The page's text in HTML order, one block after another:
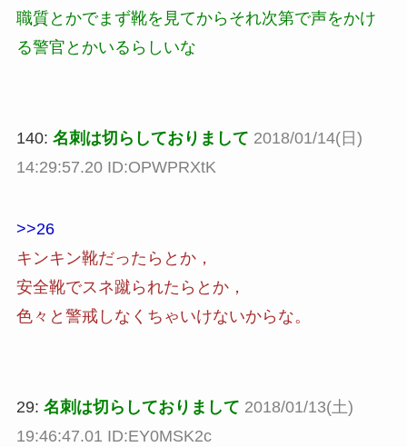
職質とかでまず靴を見てからそれ次第で声をかけ
る警官とかいるらしいな
140: 名刺は切らしておりまして 2018/01/14(日)
14:29:57.20 ID:OPWPRXtK
>>26
キンキン靴だったらとか，
安全靴でスネ蹴られたらとか，
色々と警戒しなくちゃいけないからな。
29: 名刺は切らしておりまして 2018/01/13(土)
19:46:47.01 ID:EY0MSK2c